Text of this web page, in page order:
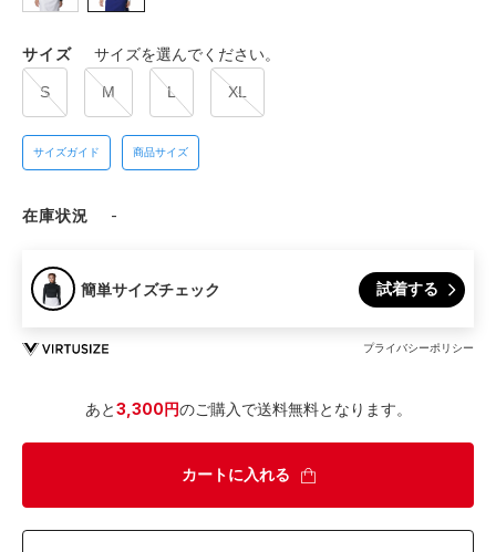
サイズ サイズを選んでください。
S M L XL
サイズガイド 商品サイズ
在庫状況 -
簡単サイズチェック 試着する
プライバシーポリシー
あと3,300円のご購入で送料無料となります。
カートに入れる